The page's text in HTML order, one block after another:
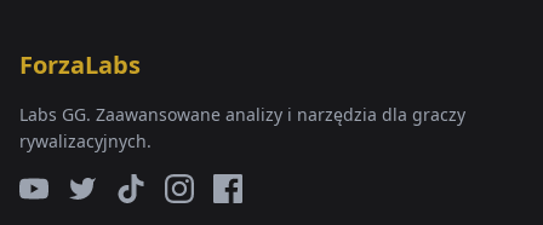
ForzaLabs
Labs GG. Zaawansowane analizy i narzędzia dla graczy
rywalizacyjnych.